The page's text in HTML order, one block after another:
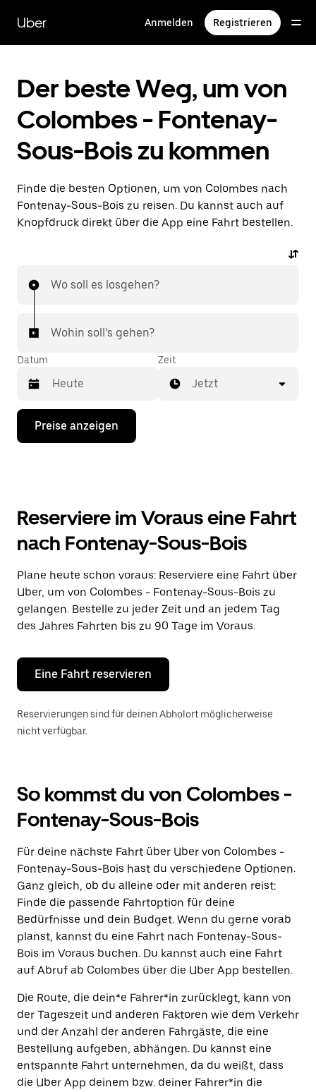
zum
Hauptinhalt
Uber Anmelden Registrieren
Der beste Weg, um von
Colombes - Fontenay-
Sous-Bois zu kommen
Finde die besten Optionen, um von Colombes nach
Fontenay-Sous-Bois zu reisen. Du kannst auch auf
Knopfdruck direkt über die App eine Fahrt bestellen.
Wo soll es losgehen?
Wohin soll’s gehen?
Datum
Drücke
Nach-
Kalender
interagieren
ein
Datum
auszuwählen.
Drücke
die
Escape-
um
den
Kalender
schließen.
Zeit
Jetzt
Preise anzeigen
Reserviere im Voraus eine Fahrt
nach Fontenay-Sous-Bois
Plane heute schon voraus: Reserviere eine Fahrt über
Uber, um von Colombes - Fontenay-Sous-Bois zu
gelangen. Bestelle zu jeder Zeit und an jedem Tag
des Jahres Fahrten bis zu 90 Tage im Voraus.
Eine Fahrt reservieren
Reservierungen sind für deinen Abholort möglicherweise
nicht verfügbar.
So kommst du von Colombes -
Fontenay-Sous-Bois
Für deine nächste Fahrt über Uber von Colombes -
Fontenay-Sous-Bois hast du verschiedene Optionen.
Ganz gleich, ob du alleine oder mit anderen reist:
Finde die passende Fahrtoption für deine
Bedürfnisse und dein Budget. Wenn du gerne vorab
planst, kannst du eine Fahrt nach Fontenay-Sous-
Bois im Voraus buchen. Du kannst auch eine Fahrt
auf Abruf ab Colombes über die Uber App bestellen.
Die Route, die dein*e Fahrer*in zurücklegt, kann von
der Tageszeit und anderen Faktoren wie dem Verkehr
und der Anzahl der anderen Fahrgäste, die eine
Bestellung aufgeben, abhängen. Du kannst eine
entspannte Fahrt unternehmen, da du weißt, dass
die Uber App deinem bzw. deiner Fahrer*in die